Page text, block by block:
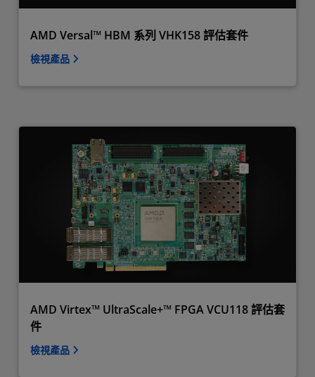
AMD Versal™ HBM 系列 VHK158 評估套件
檢視產品
‌AMD Virtex™ UltraScale+™ FPGA VCU118 評估套
件
檢視產品